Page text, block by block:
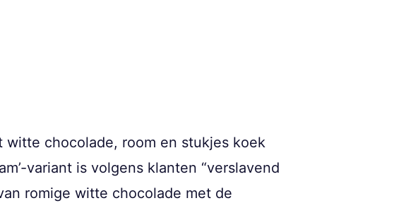
witte chocolade, room en stukjes koek
variant is volgens klanten “verslavend
romige witte chocolade met de